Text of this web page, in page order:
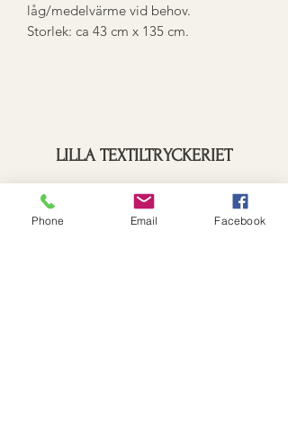
låg/medelvärme vid behov.
Storlek: ca 43 cm x 135 cm.
LILLA TEXTILTRYCKERIET
Prenumerationsformulär
Phone Email Facebook